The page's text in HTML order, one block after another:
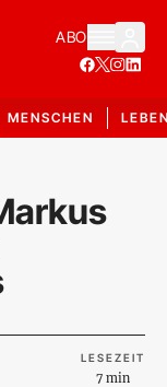
ABO
MENSCHEN
LESEZEIT
7 min